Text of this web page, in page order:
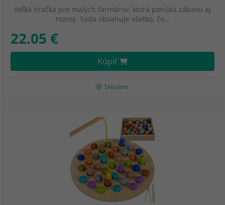
Veľká hračka pre malých farmárov, ktorá ponúka zábavu aj
rozvoj. Sada obsahuje všetko, čo…
22.05 €
Kúpiť
Skladom